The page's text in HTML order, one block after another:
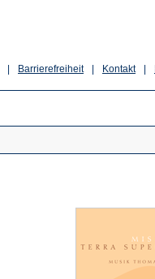
Kontakt
Barrierefreiheit